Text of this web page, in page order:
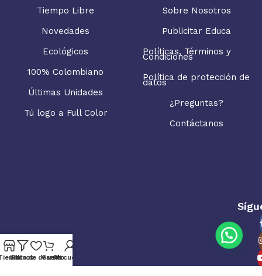
Tiempo Libre
Novedades
Ecológicos
100% Colombiano
Últimas Unidades
Tú logo a Full Color
Sobre Nosotros
Publicitar Educa
Políticas, Términos y
Condiciones
Política de protección de
datos
¿Preguntas?
Contáctanos
Filtros
Lista de deseos
CarritoMi cuenta